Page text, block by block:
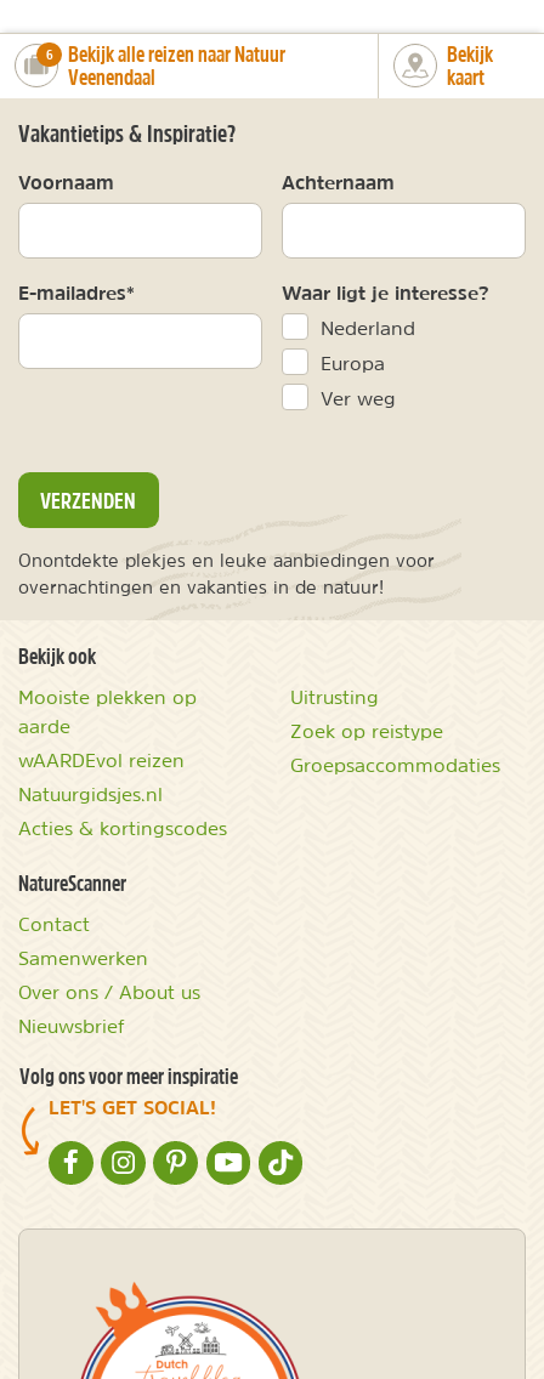
number_of_trips:
6
Bekijk alle reizen naar Natuur
Veenendaal
Bekijk
kaart
Vakantietips & Inspiratie?
Voornaam Achternaam
E-mailadres* Waar ligt je interesse?
Nederland
Europa
Ver weg
VERZENDEN
Onontdekte plekjes en leuke aanbiedingen voor
overnachtingen en vakanties in de natuur!
Bekijk ook
Mooiste plekken op
aarde
wAARDEvol reizen
Natuurgidsjes.nl
Acties & kortingscodes
Uitrusting
Zoek op reistype
Groepsaccommodaties
NatureScanner
Contact
Samenwerken
Over ons / About us
Nieuwsbrief
Volg ons voor meer inspiratie
LET'S GET SOCIAL!
NATURESCANNER OP FACEBOOK
NATURESCANNER OP INSTAGRAM
NATURESCANNER OP PINTEREST
NATURESCANNER OP YOUTUBE
NATURESCANNER OP TIKTOK